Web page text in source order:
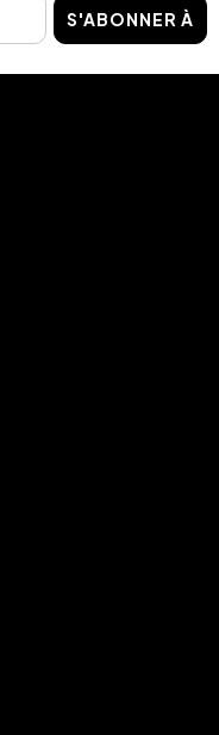
S'ABONNER À